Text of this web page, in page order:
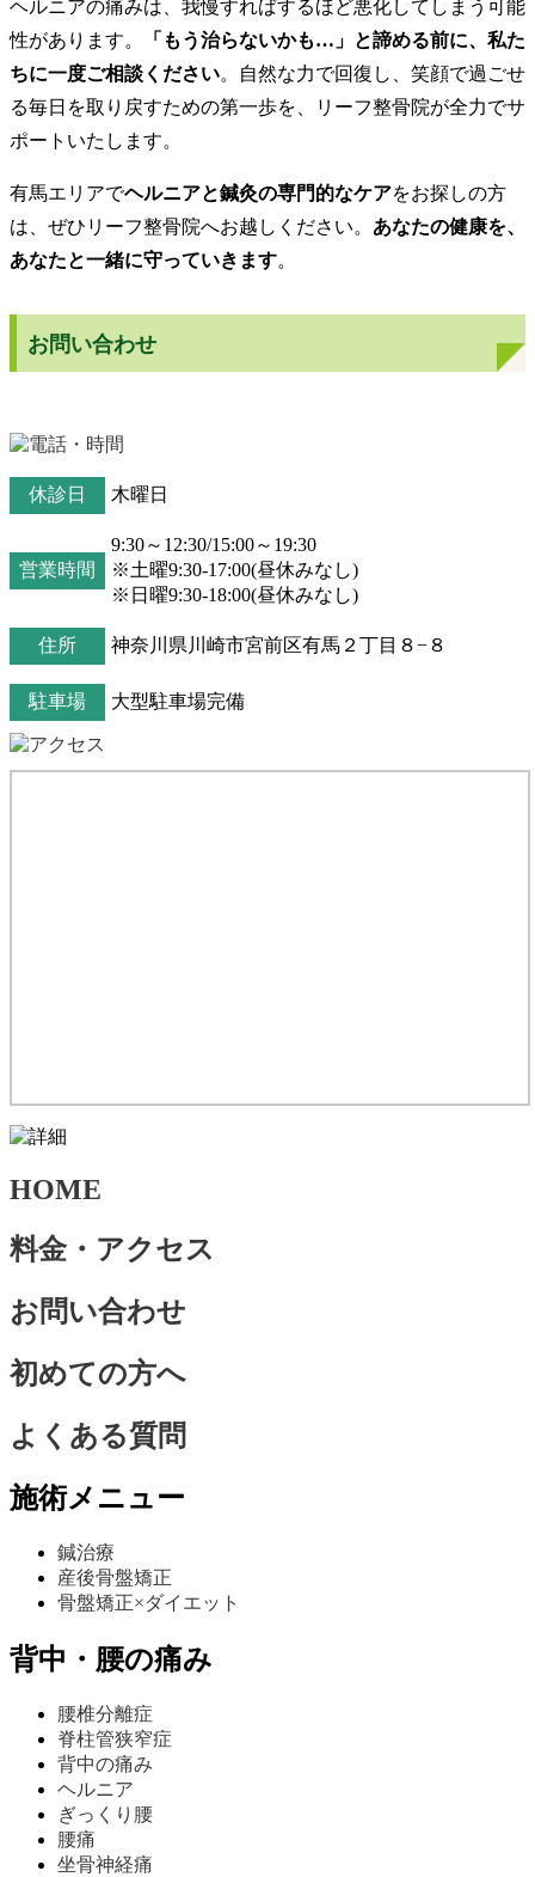
ヘルニアの痛みは、我慢すればするほど悪化してしまう可能
性があります。
「もう治らないかも…」と諦める前に、私た
ちに一度ご相談ください。自然な力で回復し、笑顔で過ごせ
る毎日を取り戻すための第一歩を、リーフ整骨院が全力でサ
ポートいたします。
有馬エリアでヘルニアと鍼灸の専門的なケアをお探しの方
は、ぜひリーフ整骨院へお越しください。 あなたの健康を、
あなたと一緒に守っていきます。
お問い合わせ
休診日 木曜日
営業時間
9:30～12:30/15:00～19:30
※土曜9:30-17:00(昼休みなし)
※日曜9:30-18:00(昼休みなし)
住所 神奈川県川崎市宮前区有馬２丁目８−８
駐車場 大型駐車場完備
HOME
料金・アクセス
お問い合わせ
初めての方へ
よくある質問
施術メニュー
鍼治療
産後骨盤矯正
骨盤矯正×ダイエット
背中・腰の痛み
腰椎分離症
脊柱管狭窄症
背中の痛み
ヘルニア
ぎっくり腰
腰痛
坐骨神経痛